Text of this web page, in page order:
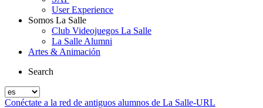
User Experience
Somos La Salle
Club Videojuegos La Salle
La Salle Alumni
Artes & Animación
Search
Conéctate a la red de antiguos alumnos de La Salle-URL